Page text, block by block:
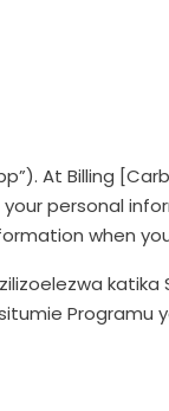
At Billing
personal
when
katika
Programu